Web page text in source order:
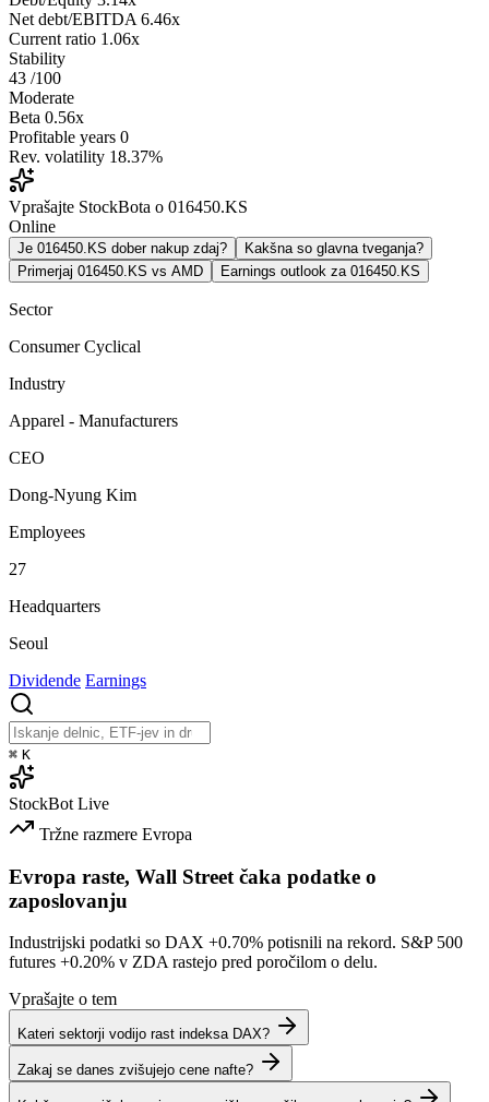
Net debt/EBITDA 6.46x
Current ratio 1.06x
Stability
43 /100
Moderate
Beta 0.56x
Profitable years 0
Rev. volatility 18.37%
Vprašajte StockBota o 016450.KS
Online
Je 016450.KS dober nakup zdaj?
Kakšna so glavna tveganja?
Primerjaj 016450.KS vs AMD
Earnings outlook za 016450.KS
Sector
Consumer Cyclical
Industry
Apparel - Manufacturers
CEO
Dong-Nyung Kim
Employees
27
Headquarters
Seoul
Dividende Earnings
⌘ K
StockBot Live
Tržne razmere Evropa
Evropa raste, Wall Street čaka podatke o
zaposlovanju
Industrijski podatki so DAX +0.70% potisnili na rekord. S&P 500
futures +0.20% v ZDA rastejo pred poročilom o delu.
Vprašajte o tem
Kateri sektorji vodijo rast indeksa DAX?
Zakaj se danes zvišujejo cene nafte?